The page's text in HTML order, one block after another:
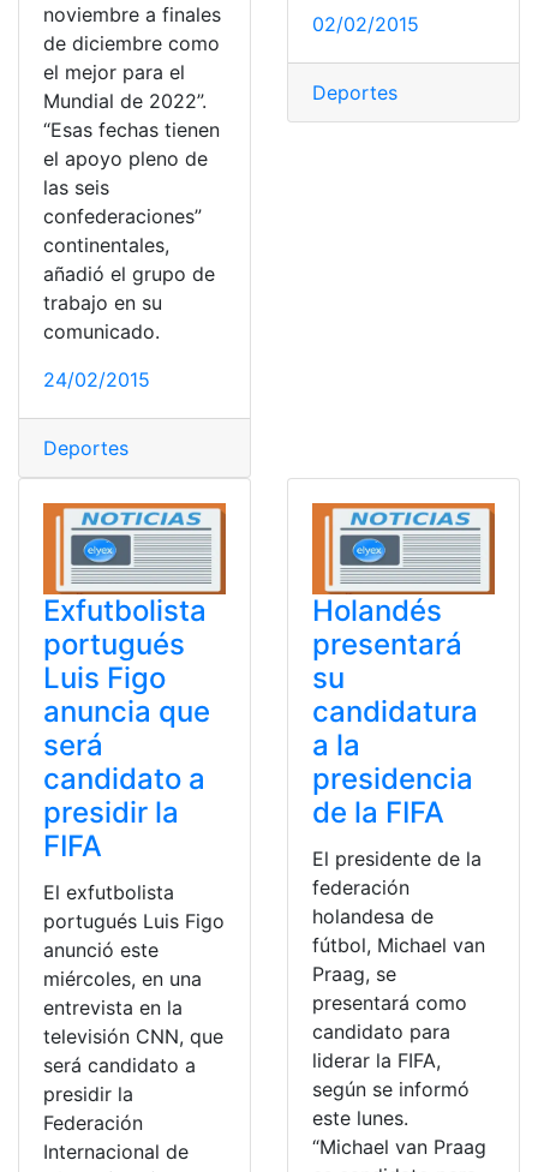
noviembre a finales
de diciembre como
el mejor para el
Mundial de 2022”.
“Esas fechas tienen
el apoyo pleno de
las seis
confederaciones”
continentales,
añadió el grupo de
trabajo en su
comunicado.
24/02/2015
Deportes
02/02/2015
Deportes
Exfutbolista
portugués
Luis Figo
anuncia que
será
candidato a
presidir la
FIFA
El exfutbolista
portugués Luis Figo
anunció este
miércoles, en una
entrevista en la
televisión CNN, que
será candidato a
presidir la
Federación
Internacional de
Holandés
presentará
su
candidatura
a la
presidencia
de la FIFA
El presidente de la
federación
holandesa de
fútbol, Michael van
Praag, se
presentará como
candidato para
liderar la FIFA,
según se informó
este lunes.
“Michael van Praag